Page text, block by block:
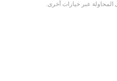
المحاولة عبر خيارات أخرى.